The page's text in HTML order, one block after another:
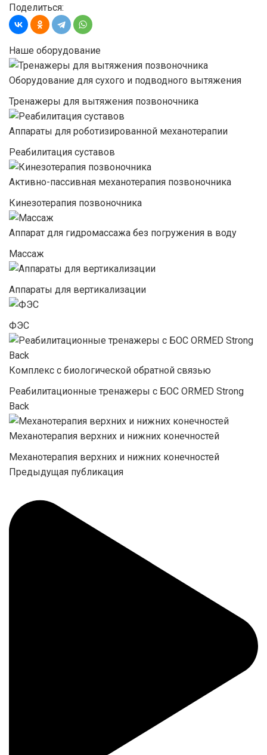
Поделиться:
Наше оборудование
Оборудование для сухого и подводного вытяжения
Тренажеры для вытяжения позвоночника
Аппараты для роботизированной механотерапии
Реабилитация суставов
Активно-пассивная механотерапия позвоночника
Кинезотерапия позвоночника
Аппарат для гидромассажа без погружения в воду
Массаж
Аппараты для вертикализации
ФЭС
Комплекс с биологической обратной связью
Реабилитационные тренажеры с БОС ORMED Strong
Back
Механотерапия верхних и нижних конечностей
Механотерапия верхних и нижних конечностей
Предыдущая публикация